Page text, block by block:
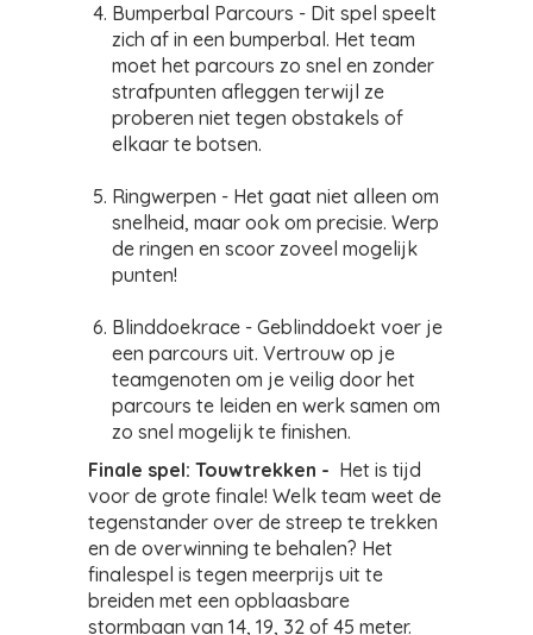
Bumperbal Parcours - Dit spel speelt
zich af in een bumperbal. Het team
moet het parcours zo snel en zonder
strafpunten afleggen terwijl ze
proberen niet tegen obstakels of
elkaar te botsen.
Ringwerpen - Het gaat niet alleen om
snelheid, maar ook om precisie. Werp
de ringen en scoor zoveel mogelijk
punten!
Blinddoekrace - Geblinddoekt voer je
een parcours uit. Vertrouw op je
teamgenoten om je veilig door het
parcours te leiden en werk samen om
zo snel mogelijk te finishen.
Finale spel: Touwtrekken - Het is tijd
voor de grote finale! Welk team weet de
tegenstander over de streep te trekken
en de overwinning te behalen? Het
finalespel is tegen meerprijs uit te
breiden met een opblaasbare
stormbaan van 14, 19, 32 of 45 meter.